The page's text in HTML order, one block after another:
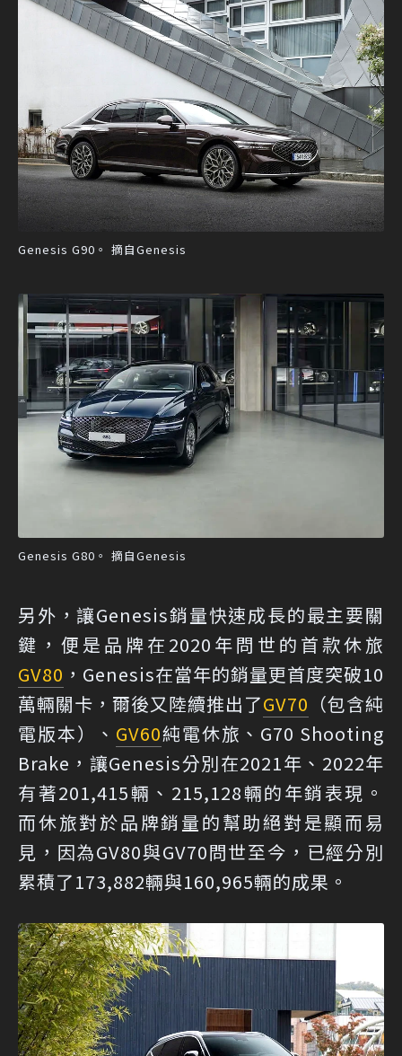
Genesis G90。 摘自Genesis
Genesis G80。 摘自Genesis
另外，讓Genesis銷量快速成長的最主要關
鍵，便是品牌在2020年問世的首款休旅
GV80 ，Genesis在當年的銷量更首度突破10
萬輛關卡，爾後又陸續推出了GV70 （包含純
電版本）、 GV60純電休旅、G70 Shooting
Brake，讓Genesis分別在2021年、2022年
有著201,415輛、215,128輛的年銷表現。
而休旅對於品牌銷量的幫助絕對是顯而易
見，因為GV80與GV70問世至今，已經分別
累積了173,882輛與160,965輛的成果。